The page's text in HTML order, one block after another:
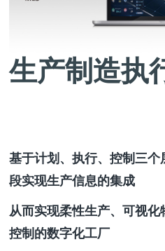
生产制造执
基于计划、执行、控制三
段实现生产信息的集成
从而实现柔性生产、可视
控制的数字化工厂